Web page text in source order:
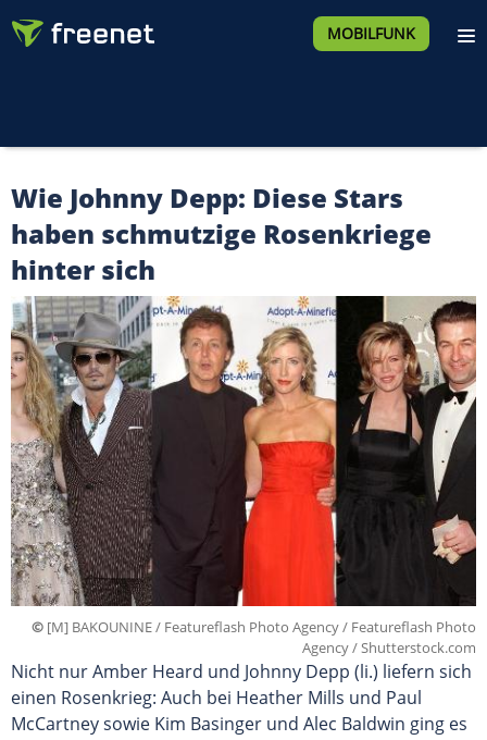
MOBILFUNK
Wie Johnny Depp: Diese Stars
haben schmutzige Rosenkriege
hinter sich
© [M] BAKOUNINE / Featureflash Photo Agency / Featureflash Photo
Agency / Shutterstock.com
Nicht nur Amber Heard und Johnny Depp (li.) liefern sich
einen Rosenkrieg: Auch bei Heather Mills und Paul
McCartney sowie Kim Basinger und Alec Baldwin ging es